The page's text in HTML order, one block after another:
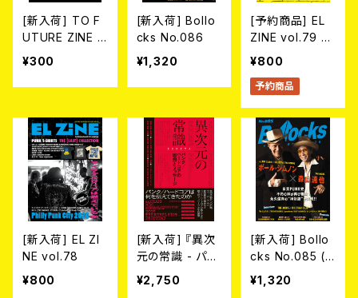
[新入荷] TO F
UTURE ZINE 2
026 issue 21 -
HATE!- (ZINE)
¥300
[新入荷] Bollo
cks No.086
¥1,320
[予約商品] EL
ZINE vol.79 8
月25日発売予定
¥800
予約商品
[新入荷] EL ZI
NE vol.78
¥800
[新入荷] 『異次
元の常識 - パン
ク／ハードコア
の思想とメッセ
¥2,750
[新入荷] Bollo
cks No.085 (M
AGAZINE)
¥1,320